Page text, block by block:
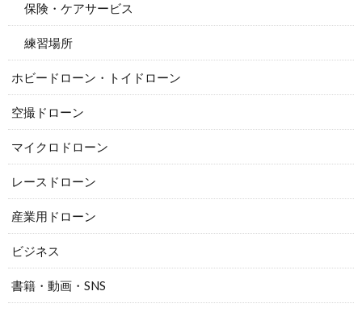
保険・ケアサービス
練習場所
ホビードローン・トイドローン
空撮ドローン
マイクロドローン
レースドローン
産業用ドローン
ビジネス
書籍・動画・SNS